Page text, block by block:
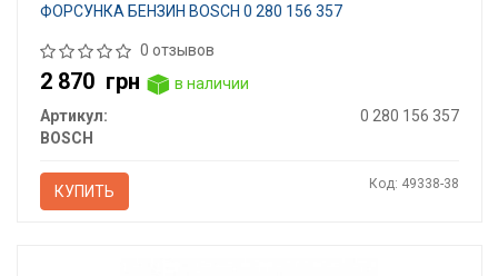
ФОРСУНКА БЕНЗИН BOSCH 0 280 156 357
0 отзывов
2 870 грн
в наличии
Артикул:
0 280 156 357
BOSCH
КУПИТЬ Код: 49338-38